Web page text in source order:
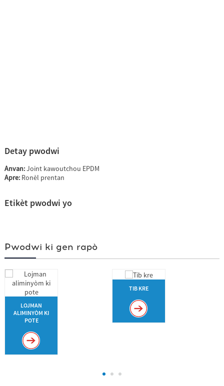
Detay pwodwi
Anvan:Joint kawoutchou EPDM
Apre: Ronèl prentan
Etikèt pwodwi yo
Pwodwi ki gen rapò
LOJMAN
ALIMINYÒM KI
POTE
TIB KRE